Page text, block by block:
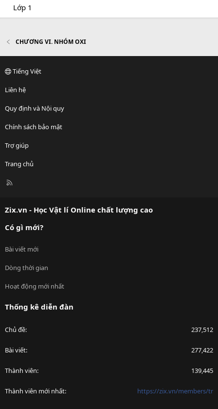
Lớp 1
CHƯƠNG VI. NHÓM OXI
Tiếng Việt
Liên hệ
Quy định và Nội quy
Chính sách bảo mật
Trợ giúp
Trang chủ
R
Zix.vn - Học Vật lí Online chất lượng cao
Có gì mới?
Bài viết mới
Dòng thời gian
Hoạt động mới nhất
Thống kê diễn đàn
Chủ đề 237,512
Bài viết 277,422
Thành viên 139,445
Thành viên mới nhất https://zix.vn/members/tr